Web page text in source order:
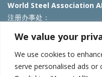
We value your
We use cookies to
serve personalised ads
World Steel Association
注册办事处：
T: +32 2 702 89 00 – E: